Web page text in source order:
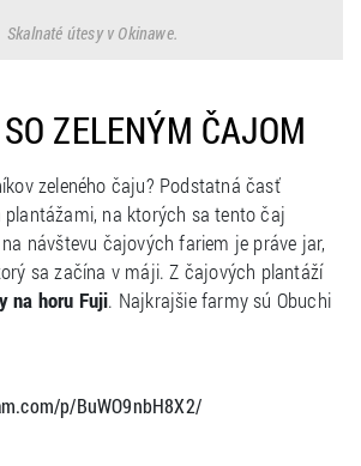
Skalnaté útesy v Okinawe.
ZELENÝM ČAJOM
zeleného čaju? Podstatná časť
na ktorých sa tento čaj
návštevu čajových fariem je práve jar,
sa začína v máji. Z čajových plantáží
na horu Fuji. Najkrajšie farmy sú Obuchi
p/BuWO9nbH8X2/